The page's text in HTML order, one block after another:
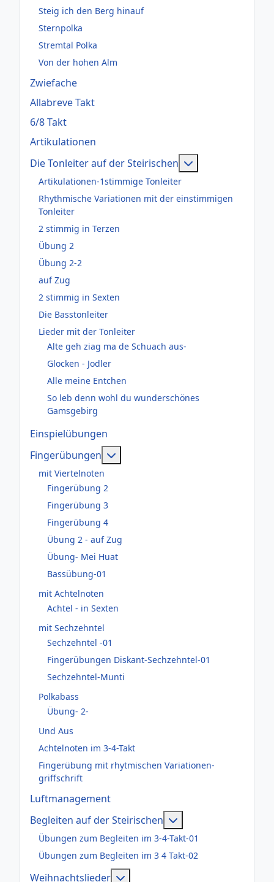
Steig ich den Berg hinauf
Sternpolka
Stremtal Polka
Von der hohen Alm
Zwiefache
Allabreve Takt
6/8 Takt
Artikulationen
Die Tonleiter auf der Steirischen
Artikulationen-1stimmige Tonleiter
Rhythmische Variationen mit der einstimmigen
Tonleiter
2 stimmig in Terzen
Übung 2
Übung 2-2
auf Zug
2 stimmig in Sexten
Die Basstonleiter
Lieder mit der Tonleiter
Alte geh ziag ma de Schuach aus-
Glocken - Jodler
Alle meine Entchen
So leb denn wohl du wunderschönes
Gamsgebirg
Einspielübungen
Fingerübungen
mit Viertelnoten
Fingerübung 2
Fingerübung 3
Fingerübung 4
Übung 2 - auf Zug
Übung- Mei Huat
Bassübung-01
mit Achtelnoten
Achtel - in Sexten
mit Sechzehntel
Sechzehntel -01
Fingerübungen Diskant-Sechzehntel-01
Sechzehntel-Munti
Polkabass
Übung- 2-
Und Aus
Achtelnoten im 3-4-Takt
Fingerübung mit rhytmischen Variationen-
griffschrift
Luftmanagement
Begleiten auf der Steirischen
Übungen zum Begleiten im 3-4-Takt-01
Übungen zum Begleiten im 3 4 Takt-02
Weihnachtslieder